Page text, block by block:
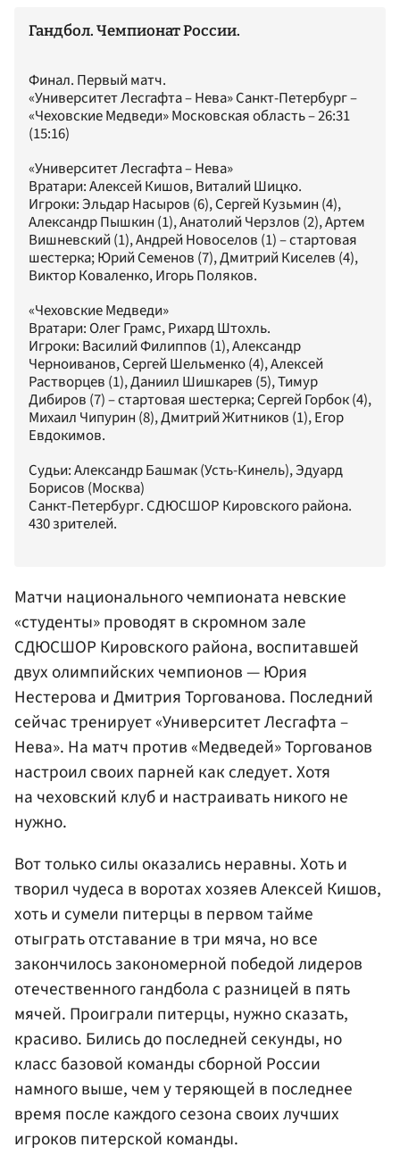
Гандбол. Чемпионат России.
Финал. Первый матч.
«Университет Лесгафта – Нева» Санкт-Петербург –
«Чеховские Медведи» Московская область – 26:31
(15:16)
«Университет Лесгафта – Нева»
Вратари: Алексей Кишов, Виталий Шицко.
Игроки: Эльдар Насыров (6), Сергей Кузьмин (4),
Александр Пышкин (1), Анатолий Черзлов (2), Артем
Вишневский (1), Андрей Новоселов (1) – стартовая
шестерка; Юрий Семенов (7), Дмитрий Киселев (4),
Виктор Коваленко, Игорь Поляков.
«Чеховские Медведи»
Вратари: Олег Грамс, Рихард Штохль.
Игроки: Василий Филиппов (1), Александр
Черноиванов, Сергей Шельменко (4), Алексей
Растворцев (1), Даниил Шишкарев (5), Тимур
Дибиров (7) – стартовая шестерка; Сергей Горбок (4),
Михаил Чипурин (8), Дмитрий Житников (1), Егор
Евдокимов.
Судьи: Александр Башмак (Усть-Кинель), Эдуард
Борисов (Москва)
Санкт-Петербург. СДЮСШОР Кировского района.
430 зрителей.
Матчи национального чемпионата невские
«студенты» проводят в скромном зале
СДЮСШОР Кировского района, воспитавшей
двух олимпийских чемпионов —Юрия
Нестерова и ДмитрияТоргованова. Последний
сейчас тренирует «Университет Лесгафта –
Нева». На матч против «Медведей» Торгованов
настроил своих парней как следует. Хотя
на чеховский клуб и настраивать никого не
нужно.
Вот только силы оказались неравны. Хоть и
творил чудеса в воротах хозяев Алексей Кишов,
хоть и сумели питерцы в первом тайме
отыграть отставание в три мяча, но все
закончилось закономерной победой лидеров
отечественного гандбола с разницей в пять
мячей. Проиграли питерцы, нужно сказать,
красиво. Бились до последней секунды, но
класс базовой команды сборной России
намного выше, чем у теряющей в последнее
время после каждого сезона своих лучших
игроков питерской команды.